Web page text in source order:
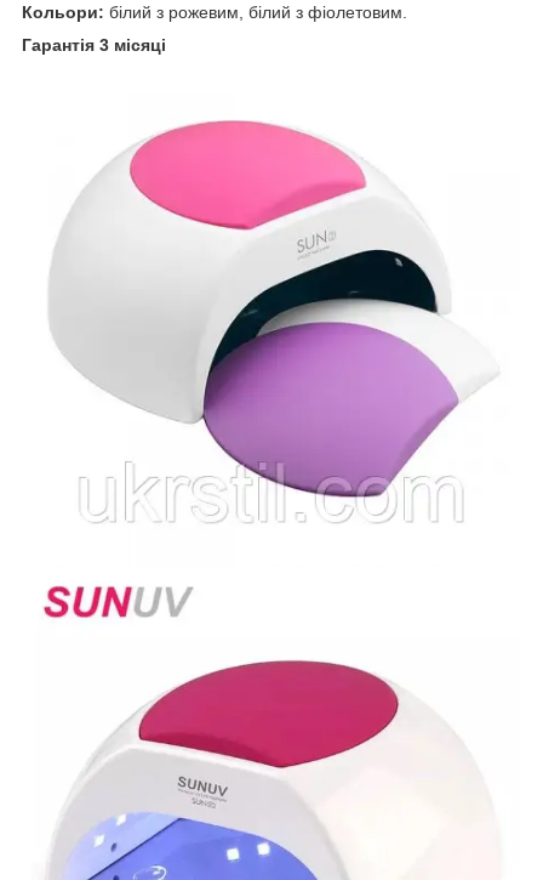
Кольори: білий з рожевим, білий з фіолетовим.
Гарантія 3 місяці